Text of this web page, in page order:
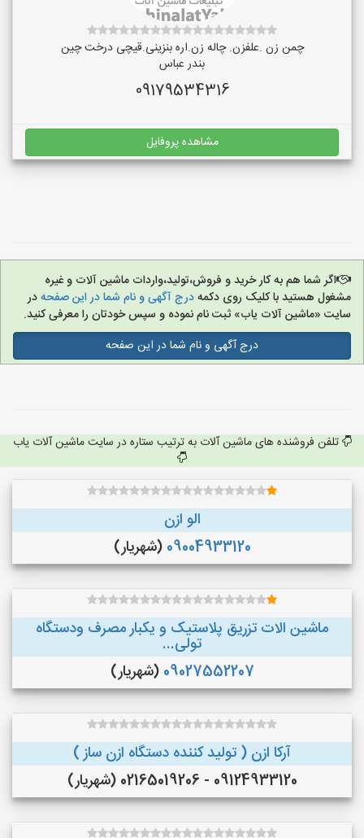
چمن زن .علفزن. چاله زن.اره بنزینی.قیچی درخت چین
بندر عباس
09179534316
مشاهده پروفایل
اگر شما هم به کار خرید و فروش،تولید،واردات ماشین آلات و غیره
مشغول هستید با کلیک روی دکمهدرج آگهی و نام شما در این صفحهدر
سایت «ماشین آلات یاب» ثبت نام نموده و سپس خودتان را معرفی کنید.
درج آگهی و نام شما در این صفحه
تلفن فروشنده های ماشین آلات به ترتیب ستاره در سایت ماشین آلات یاب
الو ازن
09004933120 (شهریار)
ماشین الات تزریق پلاستیک و یکبار مصرف ودستگاه
تولی...
09027552207 (شهریار)
آرکا ازن ( تولید کننده دستگاه ازن ساز )
09124933120 - 02165019206 (شهریار)